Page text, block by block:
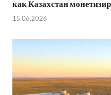
как Казахстан
15.06.2026